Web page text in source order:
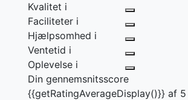
Kvalitet i
Faciliteter i
Hjælpsomhed i
Ventetid i
Oplevelse i
Din gennemsnitsscore
{{getRatingAverageDisplay()}} af 5